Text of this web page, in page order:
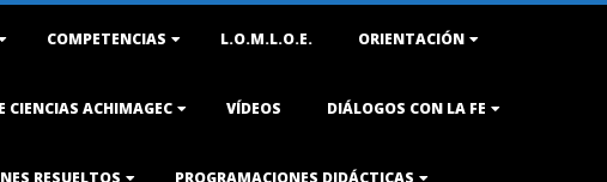
COMPETENCIAS L.O.M.L.O.E. ORIENTACIÓN
CIENCIAS ACHIMAGEC VÍDEOS DIÁLOGOS CON LA FE
RESUELTOS PROGRAMACIONES DIDÁCTICAS